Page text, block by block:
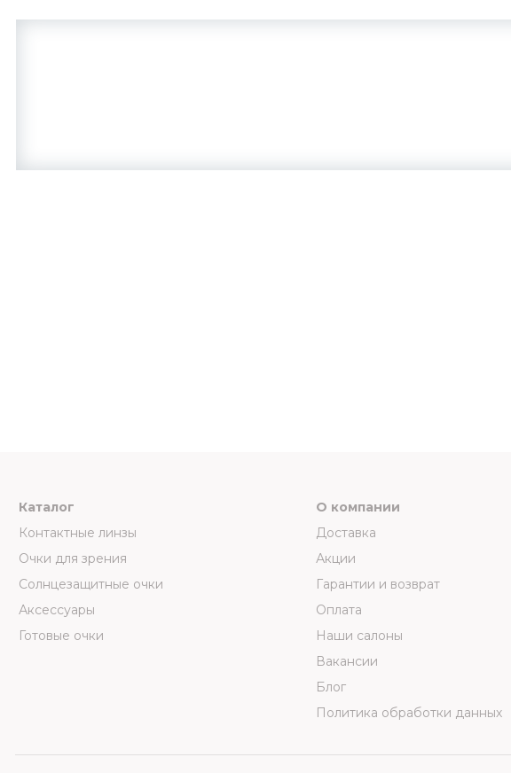
Каталог
Контактные линзы
Очки для зрения
Солнцезащитные очки
Аксессуары
Готовые очки
О компании
Доставка
Акции
Гарантии и возврат
Оплата
Наши салоны
Вакансии
Блог
Политика обработки данных